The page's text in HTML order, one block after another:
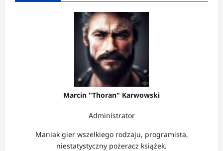
Marcin "Thoran" Karwowski
Administrator
Maniak gier wszelkiego rodzaju, programista,
niestatystyczny pożeracz książek.